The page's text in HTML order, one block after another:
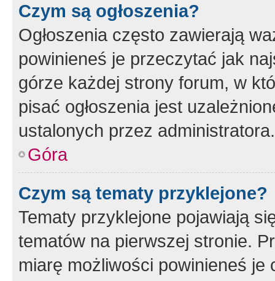
Czym są ogłoszenia?
Ogłoszenia często zawierają
powinieneś je przeczytać jak
górze każdej strony forum, w
pisać ogłoszenia jest
ustalonych przez administratora.
Góra
Czym są tematy przyklejone?
Tematy przyklejone pojawiają
tematów na pierwszej stronie.
miarę możliwości powinieneś je